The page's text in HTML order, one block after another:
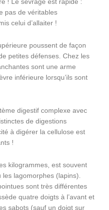
! Le sevrage est rapide :
pas de véritables
celui d’allaiter !
poussent de façon
petites défenses. Chez les
sont une arme
inférieure lorsqu’ils sont
digestif complexe avec
de digestions
à digérer la cellulose est
!
kilogrammes, est souvent
lagomorphes (lapins).
sont très différentes
quatre doigts à l’avant et
sabots (sauf un doigt sur